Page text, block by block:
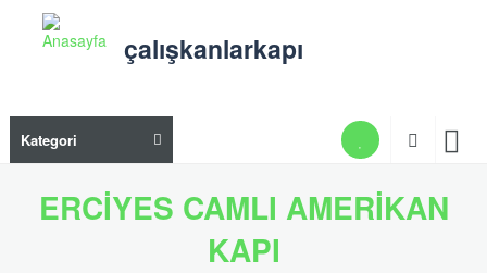
içeriğe
çalışkanlarkapı
Kategori Ana
ERCIYES CAMLI AMERIKAN
KAPI